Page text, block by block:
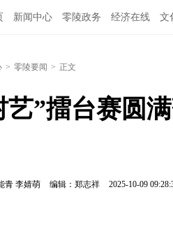
新闻中心 零陵政务 经济在线 文
> 零陵要闻 > 正文
艺”擂台赛圆
青 李婧萌 编辑：郑志祥 2025-10-09